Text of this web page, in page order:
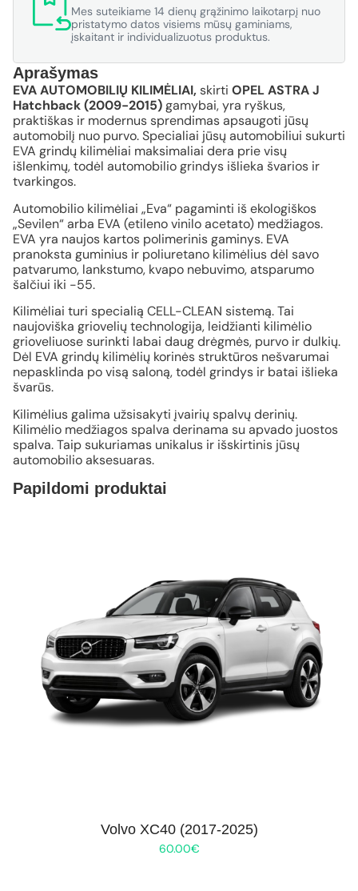
Mes suteikiame 14 dienų grąžinimo laikotarpį nuo
pristatymo datos visiems mūsų gaminiams,
įskaitant ir individualizuotus produktus.
Aprašymas
EVA AUTOMOBILIŲ KILIMĖLIAI, skirti OPEL ASTRA J
Hatchback (2009-2015)gamybai, yra ryškus,
praktiškas ir modernus sprendimas apsaugoti jūsų
automobilį nuo purvo. Specialiai jūsų automobiliui sukurti
EVA grindų kilimėliai maksimaliai dera prie visų
išlenkimų, todėl automobilio grindys išlieka švarios ir
tvarkingos.
Automobilio kilimėliai „Eva“ pagaminti iš ekologiškos
„Sevilen“ arba EVA (etileno vinilo acetato) medžiagos.
EVA yra naujos kartos polimerinis gaminys. EVA
pranoksta guminius ir poliuretano kilimėlius dėl savo
patvarumo, lankstumo, kvapo nebuvimo, atsparumo
šalčiui iki -55.
Kilimėliai turi specialią CELL-CLEAN sistemą. Tai
naujoviška griovelių technologija, leidžianti kilimėlio
grioveliuose surinkti labai daug drėgmės, purvo ir dulkių.
Dėl EVA grindų kilimėlių korinės struktūros nešvarumai
nepasklinda po visą saloną, todėl grindys ir batai išlieka
švarūs.
Kilimėlius galima užsisakyti įvairių spalvų derinių.
Kilimėlio medžiagos spalva derinama su apvado juostos
spalva. Taip sukuriamas unikalus ir išskirtinis jūsų
automobilio aksesuaras.
Papildomi produktai
Volvo XC40 (2017-2025)
60.00€